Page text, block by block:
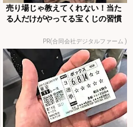
売り場じゃ教えてくれない！当た
る人だけがやってる宝くじの習慣
PR(合同会社デジタルファーム )